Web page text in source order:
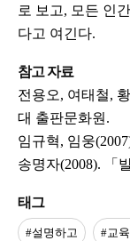
로 보고, 모든 인
다고 여긴다.
참고 자료
전용오, 여태철,
대 출판문화원.
임규혁, 임웅
송명자(2008). 「
태그
#설명하고 #교